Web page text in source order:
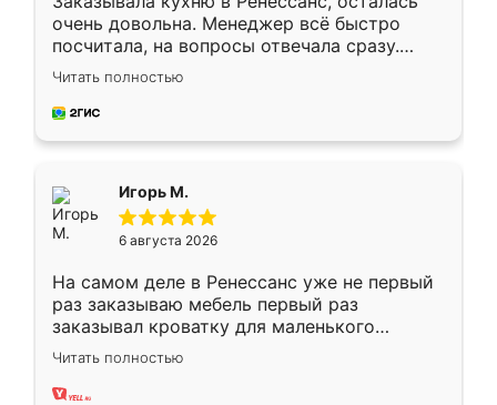
очень довольна. Менеджер всё быстро
посчитала, на вопросы отвечала сразу.
Замерщик приехал в субботу, подошёл к
делу со всей ответственностью. Собрали
за день, ребята работали аккуратно, даже
Читать полностью
Игорь М.
6 августа 2026
На самом деле в Ренессанс уже не первый
раз заказываю мебель первый раз
заказывал кроватку для маленького
ребёнка при его рождении ,во второй раз
заказал шкаф-купе. По качеству очень
хорошее сборка достаточно быстрая,
Читать полностью